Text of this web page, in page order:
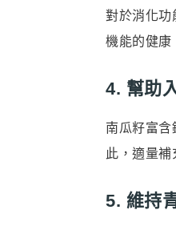
對於消化功
機能的健康
4. 幫助
南瓜籽富含
此，適量補
5. 維持